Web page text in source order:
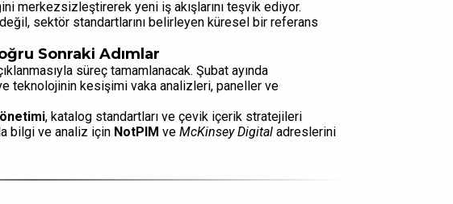
merkezsizleştirerek yeni iş akışlarını teşvik ediyor.
değil, sektör standartlarını belirleyen küresel bir referans
Sonraki Adımlar
süreç tamamlanacak. Şubat ayında
teknolojinin kesişimi vaka analizleri, paneller ve
, katalog standartları ve çevik içerik stratejileri
bilgi ve analiz için NotPIM ve McKinsey Digital adreslerini